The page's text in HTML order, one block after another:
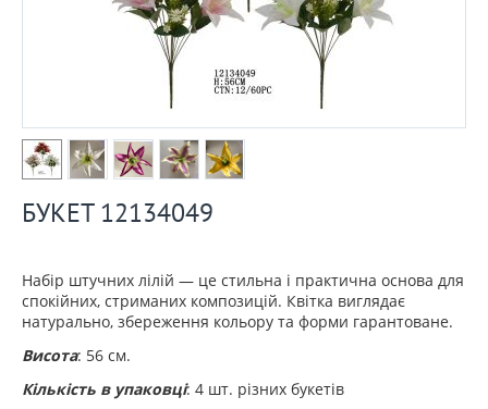
БУКЕТ 12134049
Набір штучних лілій — це стильна і практична основа для
спокійних, стриманих композицій. Квітка виглядає
натурально, збереження кольору та форми гарантоване.
Висота: 56 см.
Кількість в упаковці: 4 шт. різних букетів